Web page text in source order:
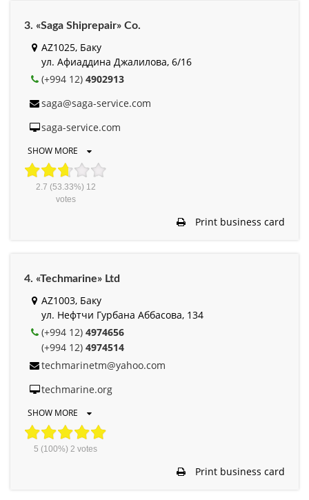
3. «Saga Shiprepair» Co.
AZ1025, Баку
ул. Афиаддина Джалилова, 6/16
(+994 12) 4902913
saga@saga-service.com
saga-service.com
SHOW MORE
2.7 (53.33%) 12
votes
Print business card
4. «Techmarine» Ltd
AZ1003, Баку
ул. Нефтчи Гурбана Аббасова, 134
(+994 12) 4974656
(+994 12) 4974514
techmarinetm@yahoo.com
techmarine.org
SHOW MORE
5 (100%) 2 votes
Print business card